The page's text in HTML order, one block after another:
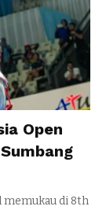
Open
memukau di 8th